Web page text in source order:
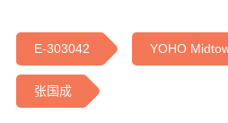
E-303042 YOHO
张国成